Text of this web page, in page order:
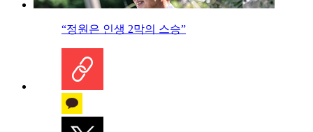
“정원은 인생 2막의 스승”